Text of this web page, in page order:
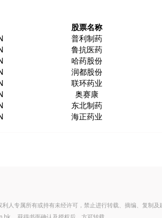
股票名称
普利制药
鲁抗医药
哈药股份
润都股份
联环药业
奥赛康
东北制药
海正药业
人专属所有或持有未经许可，禁止进行转载、摘编、复制及